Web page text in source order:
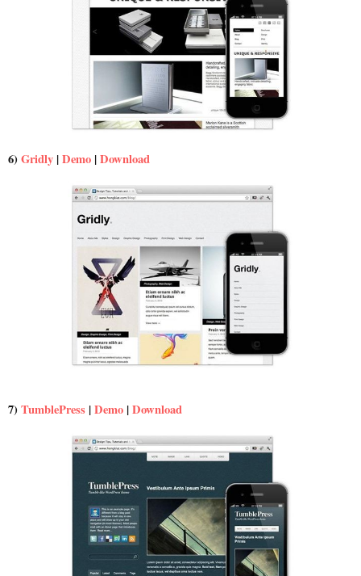
6)Gridly |Demo |Download
7)TumblePress |Demo |Download